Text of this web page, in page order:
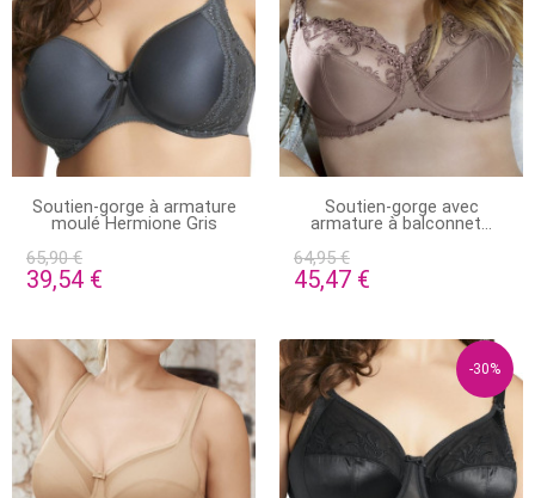
STOCK ÉPUISÉ
Soutien-gorge à armature
moulé Hermione Gris
65,90 €
39,54 €
EN STOCK
Soutien-gorge avec
armature à balconnet...
64,95 €
45,47 €
-30%